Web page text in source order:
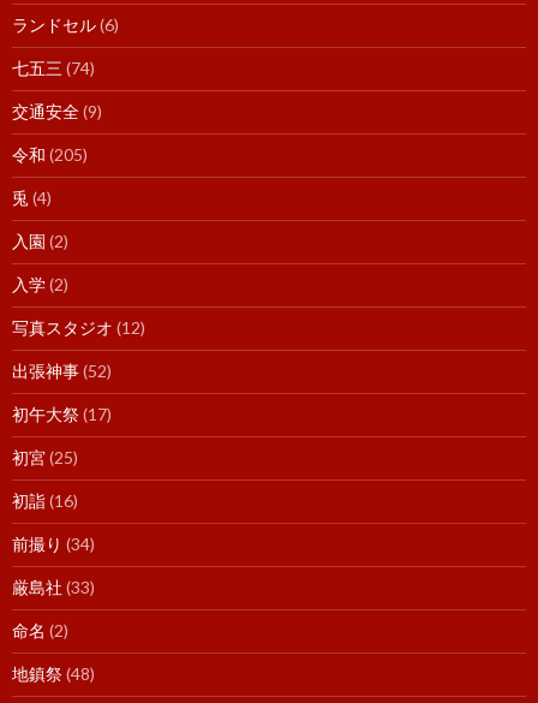
ランドセル(6)
七五三 (74)
交通安全(9)
令和 (205)
兎 (4)
入園 (2)
入学(2)
写真スタジオ (12)
出張神事(52)
初午大祭(17)
初宮(25)
初詣(16)
前撮り (34)
厳島社 (33)
命名 (2)
地鎮祭(48)